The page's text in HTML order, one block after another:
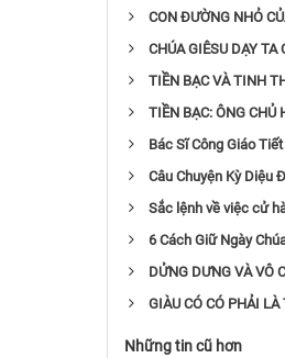
CON ĐƯỜNG NHỎ
CHÚA GIÊSU DẠY TA
TIỀN BẠC VÀ TINH
TIỀN BẠC: ÔNG CHỦ
Bác Sĩ Công Giáo
Câu Chuyện Kỳ Diệu
Sắc lệnh về việc cử
6 Cách Giữ Ngày
DỬNG DƯNG VÀ VÔ
GIÀU CÓ CÓ PHẢI LÀ
Những tin cũ hơn